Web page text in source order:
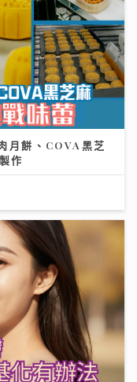
月餅、COVA黑芝
作